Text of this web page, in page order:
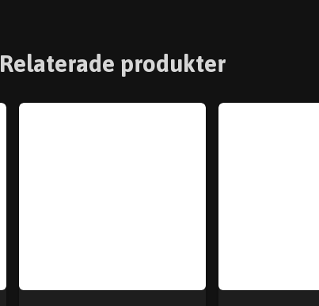
Relaterade produkter